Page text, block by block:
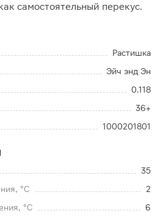
самостоятельный перекус.
Растишка
Эйч энд Эн
0.118
36+
1000201801
35
°C
2
°C
6